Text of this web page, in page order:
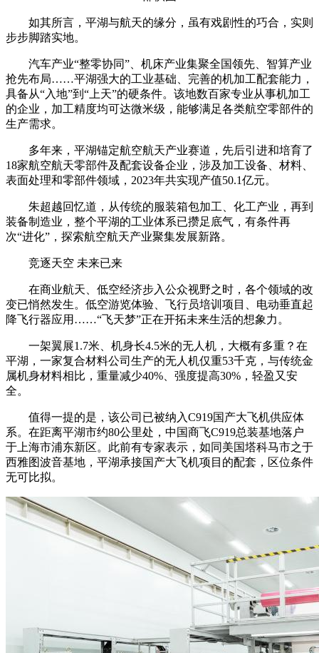
如其所言，平湖与航天的缘分，虽有戏剧性的巧合，实则
步步脚踏实地。
汽车产业“整零协同”、机床产业集聚全国领先、智算产业
抢先布局……平湖强大的工业基础、完善的机加工配套能力，
具备从“入地”到“上天”的硬条件。该地数百家专业从事机加工
的企业，加工精度均可达微米级，能够满足各类航空零部件的
生产需求。
多年来，平湖锚定航空航天产业赛道，先后引进和培育了
18家航空航天零部件及配套设备企业，涉及加工设备、材料、
表面处理和零部件领域，2023年共实现产值50.1亿元。
朱超越回忆道，从传统的服装箱包加工、化工产业，再到
装备制造业，整个平湖的工业体系已攒足底气，有条件再
次“进化”，探索航空航天产业聚集发展新路。
竞逐天空 未来已来
在商业航天、低空经济步入公众视野之时，各个领域的改
变已悄然发生。低空游览体验、飞行员培训项目、电动垂直起
降飞行器应用……“飞天梦”正在开拓未来生活的想象力。
一架翼展1.7米、机身长4.5米的无人机，大概有多重？在
平湖，一家复合材料公司生产的无人机仅重53千克，与传统金
属机身材料相比，重量减少40%、强度提高30%，轻盈又安
全。
值得一提的是，该公司已被纳入C919国产大飞机供应体
系。在距离平湖市约80公里处，中国商飞C919总装基地落户
于上海市浦东新区。此前有专家表示，如同美国塔科马市之于
西雅图波音基地，平湖承接国产大飞机项目的配套，区位条件
无可比拟。